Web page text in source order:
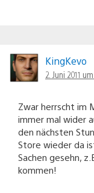
KingKevo
2. Juni 2011
Zwar herrscht im
immer mal wider
den nächsten
Store wieder da
Sachen gesehn,
kommen!